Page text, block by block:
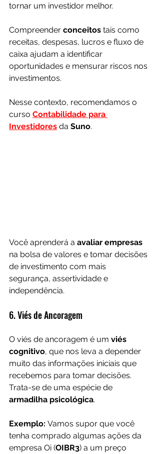
tornar um investidor melhor.
Compreender conceitos tais como
receitas, despesas, lucros e fluxo de
caixa ajudam a identificar
oportunidades e mensurar riscos nos
investimentos.
Nesse contexto, recomendamos o
curso Contabilidade para
Investidores da Suno.
Você aprenderá a avaliar empresas
na bolsa de valores e tomar decisões
de investimento com mais
segurança, assertividade e
independência.
6. Viés de Ancoragem
O viés de ancoragem é um viés
cognitivo, que nos leva a depender
muito das informações iniciais que
recebemos para tomar decisões.
Trata-se de uma espécie de
armadilha psicológica.
Exemplo: Vamos supor que você
tenha comprado algumas ações da
empresa Oi (OIBR3) a um preço